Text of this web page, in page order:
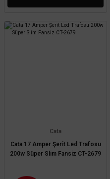
Cata
Cata 17 Amper Şerit Led Trafosu
200w Süper Slim Fansiz CT-2679